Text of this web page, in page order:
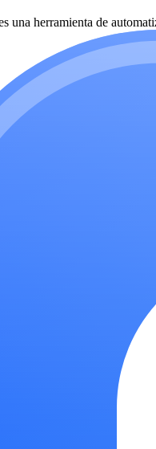
una herramienta de